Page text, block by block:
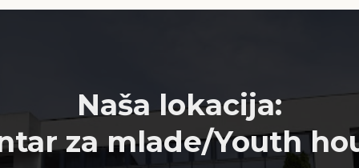
Naša lokacija:
za mlade/Youth